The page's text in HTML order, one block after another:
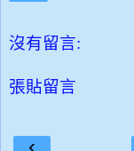
沒有留言:
張貼留言